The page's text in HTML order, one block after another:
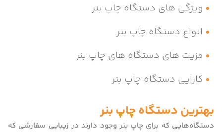
ویژگی های دستگاه چاپ بنر
انواع دستگاه چاپ بنر
مزیت های دستگاه های چاپ بنر
کارایی دستگاه چاپ بنر
بهترین دستگاه چاپ بنر
دستگاه‌هایی که برای چاپ بنر وجود دارند در زیبایی سفارشی که